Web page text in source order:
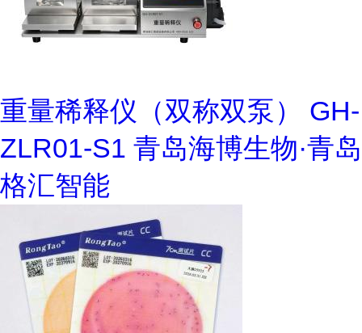
重量稀释仪（双称双泵） GH-
ZLR01-S1 青岛海博生物·青岛
格汇智能